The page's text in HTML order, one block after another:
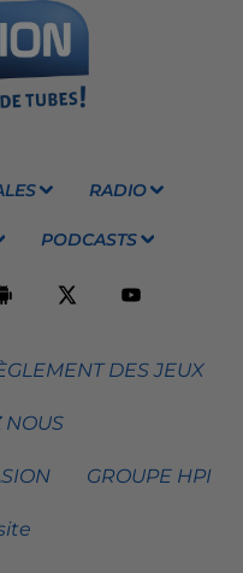
RADIO
PODCASTS
DES JEUX
NOUS
GROUPE HPI